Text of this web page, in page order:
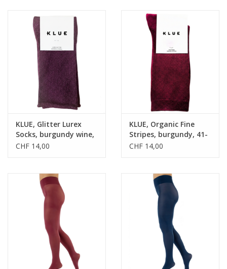
KLUE, Glitter Lurex
Socks, burgundy wine,
36-40
CHF 14,00
KLUE, Organic Fine
Stripes, burgundy, 41-
46
CHF 14,00